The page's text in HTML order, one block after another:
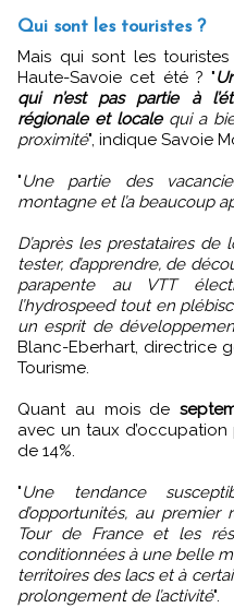
Qui sont les touristes ?
Mais qui sont les touristes à s'être rendus en Savoie et
Haute-Savoie cet été ? "
qui n’est pas partie à
régionale et localequi a
proximité", indique Savoie
"Une partie des
montagne et l’a beaucoup
D’après les prestataires
tester, d’apprendre, de
parapente au VTT
l’hydrospeed tout en
un esprit de
Blanc-Eberhart, directrice
Tourisme.
Quant au mois de
avec un taux
de 14%.
"Une tendance
d’opportunités, au
Tour de France et les
conditionnées à une belle
territoires des lacs et à
prolongement de l’activité".